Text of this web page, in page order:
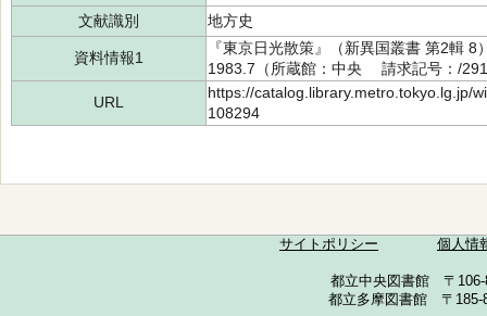
文献識別
地方史
資料情報1
『東京日光散策』（新異国叢書 第2
1983.7（所蔵館：中央 請求記号：/
URL
https://catalog.library.metro.tokyo.lg.jp/
108294
サイトポリシー 個人情
都立中央図書館 〒
都立多摩図書館 〒185-